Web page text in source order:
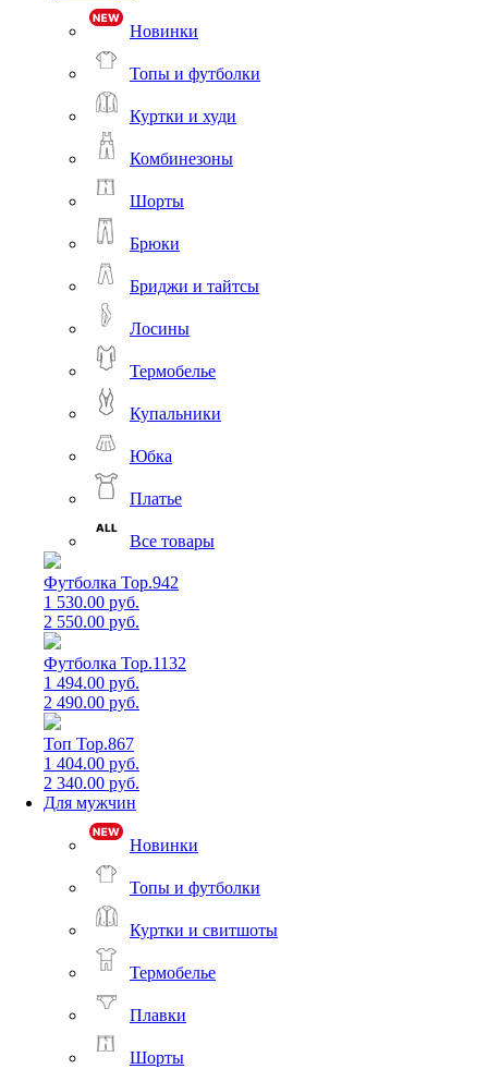
Новинки
Топы и футболки
Куртки и худи
Комбинезоны
Шорты
Брюки
Бриджи и тайтсы
Лосины
Термобелье
Купальники
Юбка
Платье
Все товары
Футболка Top.942
1 530.00 руб.
2 550.00 руб.
Футболка Top.1132
1 494.00 руб.
2 490.00 руб.
Топ Top.867
1 404.00 руб.
2 340.00 руб.
Для мужчин
Новинки
Топы и футболки
Куртки и свитшоты
Термобелье
Плавки
Шорты